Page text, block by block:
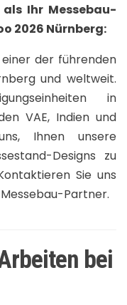
Ihr Messebau-
2026 Nürnberg:
der führenden
und weltweit.
in
VAE, Indien und
Ihnen unsere
Designs zu
Sie uns
Partner.
bei